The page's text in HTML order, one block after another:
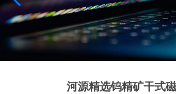
河源精选钨精矿干式